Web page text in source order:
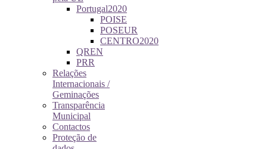
Portugal2020
POISE
POSEUR
CENTRO2020
QREN
PRR
Relações
Internacionais /
Geminações
Transparência
Municipal
Contactos
Proteção de